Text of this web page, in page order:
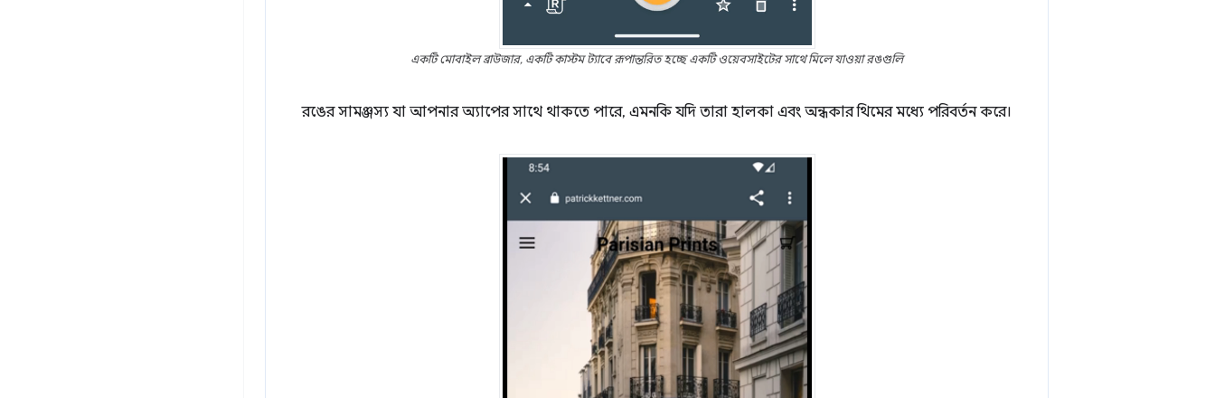
একটি মোবাইল ব্রাউজার, একটি কাস্টম ট্যাবে রূপান্তরিত হচ্ছে একটি ওয়েবসাইটের সাথে মিলে যাওয়া রঙগুলি
রঙের সামঞ্জস্য যা আপনার অ্যাপের সাথে থাকতে পারে, এমনকি যদি তারা হালকা এবং অন্ধকার থিমের মধ্যে পরিবর্তন করে।